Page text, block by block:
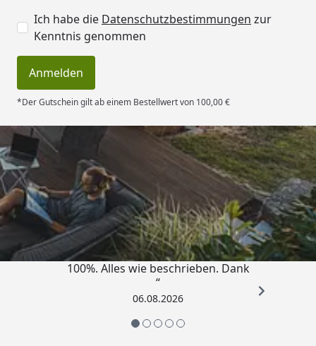
Ich habe die Datenschutzbestimmungen zur
Kenntnis genommen
Anmelden
*Der Gutschein gilt ab einem Bestellwert von 100,00 €
Trusted Shops
4,83/ 5
„Super schnell gelifert. Ware passt
100%. Alles wie beschrieben. Dank
“
06.08.2026